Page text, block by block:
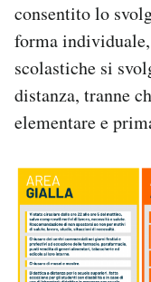
consentito lo
forma
scolastiche si
distanza, tranne
elementare e